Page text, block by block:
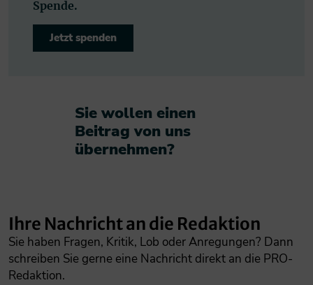
Spende.
Jetzt spenden
Sie wollen einen
Beitrag von uns
übernehmen?​
Ihre Nachricht an die Redaktion
Sie haben Fragen, Kritik, Lob oder Anregungen? Dann
schreiben Sie gerne eine Nachricht direkt an die PRO-
Redaktion.